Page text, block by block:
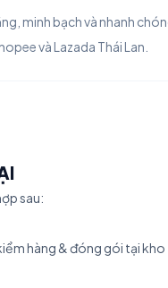
minh bạch và nhanh
và Lazada Thái Lan.
sau:
hàng & đóng gói tại kho